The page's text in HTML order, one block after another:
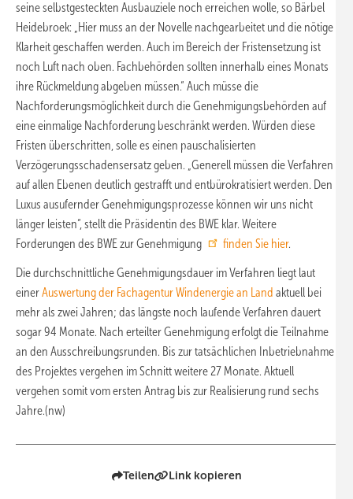
seine selbstgesteckten Ausbauziele noch erreichen wolle, so Bärbel
Heidebroek: „Hier muss an der Novelle nachgearbeitet und die nötige
Klarheit geschaffen werden. Auch im Bereich der Fristensetzung ist
noch Luft nach oben. Fachbehörden sollten innerhalb eines Monats
ihre Rückmeldung abgeben müssen.“ Auch müsse die
Nachforderungsmöglichkeit durch die Genehmigungsbehörden auf
eine einmalige Nachforderung beschränkt werden. Würden diese
Fristen überschritten, solle es einen pauschalisierten
Verzögerungsschadensersatz geben. „Generell müssen die Verfahren
auf allen Ebenen deutlich gestrafft und entbürokratisiert werden. Den
Luxus ausufernder Genehmigungsprozesse können wir uns nicht
länger leisten“, stellt die Präsidentin des BWE klar. Weitere
Forderungen des BWE zur Genehmigung
finden Sie hier.
Die durchschnittliche Genehmigungsdauer im Verfahren liegt laut
einerAuswertung der Fachagentur Windenergie an Land aktuell bei
mehr als zwei Jahren; das längste noch laufende Verfahren dauert
sogar 94 Monate. Nach erteilter Genehmigung erfolgt die Teilnahme
an den Ausschreibungsrunden. Bis zur tatsächlichen Inbetriebnahme
des Projektes vergehen im Schnitt weitere 27 Monate. Aktuell
vergehen somit vom ersten Antrag bis zur Realisierung rund sechs
Jahre.(nw)
Teilen Link kopieren